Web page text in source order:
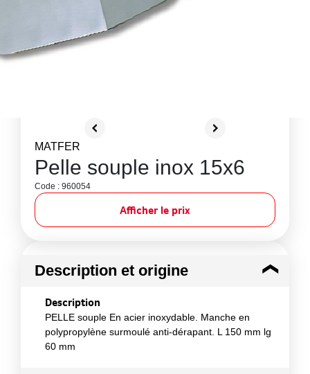
MATFER
Pelle souple inox 15x6
Code : 960054
Afficher le prix
Description et origine
Description
PELLE souple En acier inoxydable. Manche en
polypropylène surmoulé anti-dérapant. L 150 mm lg
60 mm